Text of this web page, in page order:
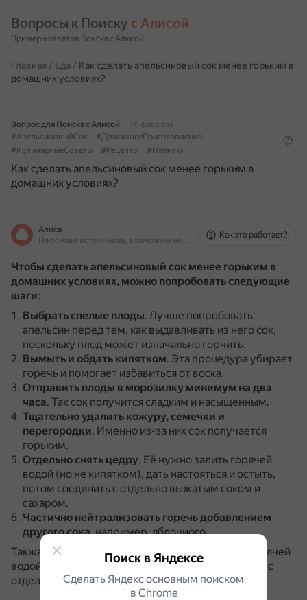
Вопросы к Поиску с Алисой
Примеры ответов Поиска с Алисой
Главная / Еда / Как сделать апельсиновый сок менее горьким в
домашних условиях?
Вопрос для Поиска с Алисой
16 февраля
#АпельсиновыйСок
#ДомашнееПриготовление
#КулинарныеСоветы
#Рецепты #Напитки
Как сделать апельсиновый сок менее горьким в
домашних условиях?
Алиса
На основе источников, возможны неточности
Как это работает?
Чтобы сделать апельсиновый сок менее горьким в
домашних условиях, можно попробовать следующие
шаги:
Выбрать спелые плоды. Лучше попробовать
апельсин перед тем, как выдавливать из него сок,
поскольку плод может изначально горчить.
Вымыть и обдать кипятком. Эта процедура убирает
горечь и помогает избавиться от воска.
Отправить плоды в морозилку минимум на два
часа. Так сок получится сладким и насыщенным.
Тщательно удалить кожуру, семечки и
перегородки. Именно из-за них сок получается
горьким.
Отдельно снять цедру. Её нужно залить горячей
водой (но не кипятком), дать настояться и остыть,
потом соединить с отдельно выжатым соком и
сахаром.
Частично нейтрализовать горечь добавлением
другого сока, например, яблочного.
Также можно отдельно снять цедру, залить её горячей
водой, дать настояться и остыть, потом соединить с
отдельно выжатым соком и сахаром.
Поиск в Яндексе
Сделать Яндекс основным поиском
в Сhrome